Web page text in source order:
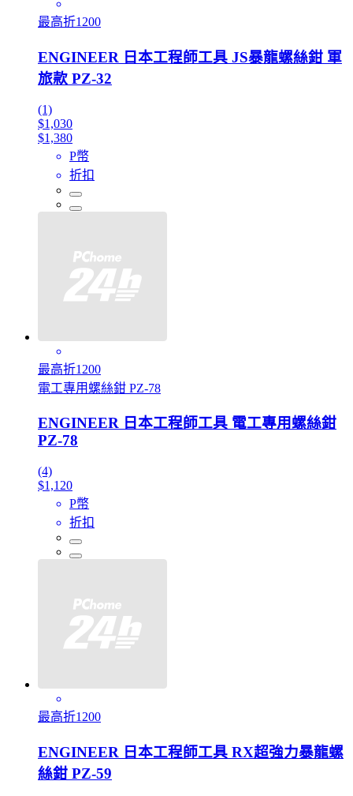
最高折1200
ENGINEER 日本工程師工具 JS暴龍螺絲鉗 軍
旅款 PZ-32
(1)
$1,030
$1,380
P幣
折扣
最高折1200
電工專用螺絲鉗 PZ-78
ENGINEER 日本工程師工具 電工專用螺絲鉗
PZ-78
(4)
$1,120
P幣
折扣
最高折1200
ENGINEER 日本工程師工具 RX超強力暴龍螺
絲鉗 PZ-59